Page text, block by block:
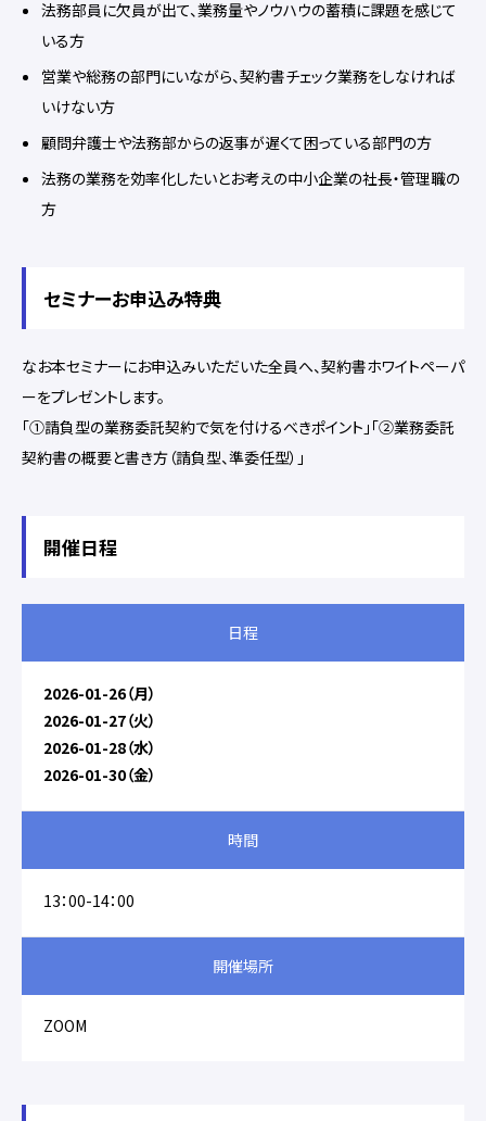
法務部員に欠員が出て、業務量やノウハウの蓄積に課題を感じて
いる方
営業や総務の部門にいながら、契約書チェック業務をしなければ
いけない方
顧問弁護士や法務部からの返事が遅くて困っている部門の方
法務の業務を効率化したいとお考えの中小企業の社長・管理職の
方
セミナーお申込み特典
なお本セミナーにお申込みいただいた全員へ、契約書ホワイトペーパ
ーをプレゼントします。
「①請負型の業務委託契約で気を付けるべきポイント」「②業務委託
契約書の概要と書き方（請負型、準委任型）」
開催日程
日程
2026-01-26（月）
2026-01-27（火）
2026-01-28（水）
2026-01-30（金）
時間
13：00-14：00
開催場所
ZOOM